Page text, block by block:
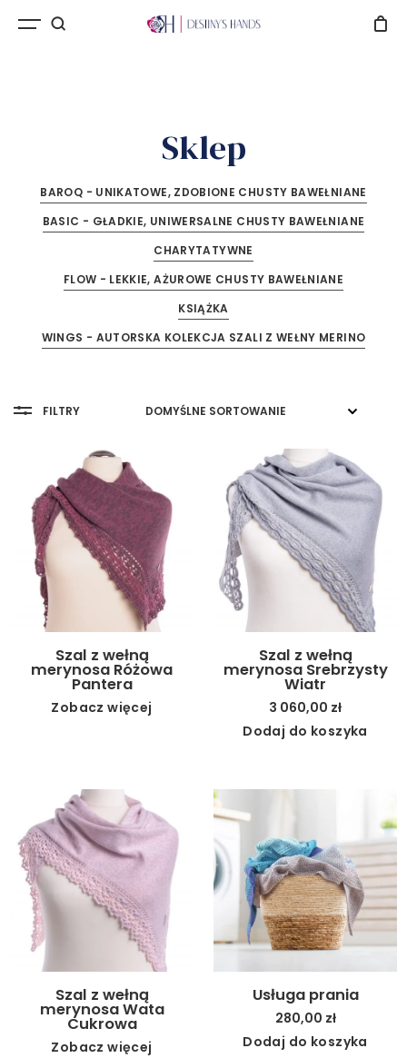
Sklep
BAROQ - UNIKATOWE, ZDOBIONE CHUSTY BAWEŁNIANE
BASIC - GŁADKIE, UNIWERSALNE CHUSTY BAWEŁNIANE
CHARYTATYWNE
FLOW - LEKKIE, AŻUROWE CHUSTY BAWEŁNIANE
KSIĄŻKA
WINGS - AUTORSKA KOLEKCJA SZALI Z WEŁNY MERINO
FILTRY
Szal z wełną
merynosa Różowa
Pantera
Zobacz więcej
Szal z wełną
merynosa Srebrzysty
Wiatr
3 060,00 zł
Dodaj do koszyka
Szal z wełną
merynosa Wata
Cukrowa
Zobacz więcej
Usługa prania
280,00 zł
Dodaj do koszyka